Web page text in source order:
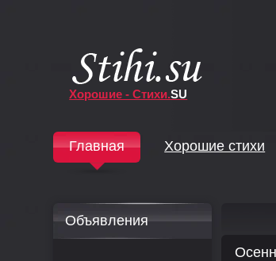
Хорошие - Стихи.SU
Главная Хорошие стихи
Объявления